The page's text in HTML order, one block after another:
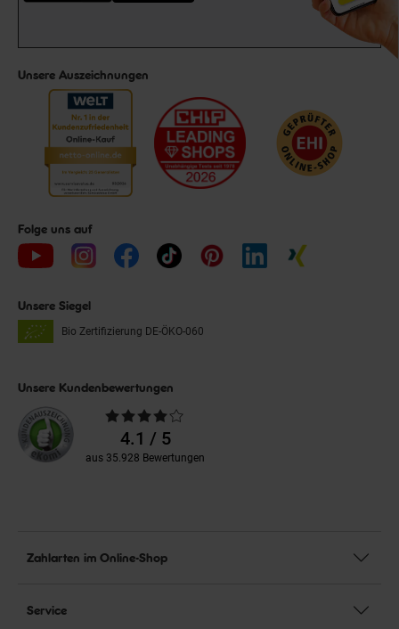
Unsere Auszeichnungen
Folge uns auf
Unsere Siegel
Bio Zertifizierung DE-ÖKO-060
Unsere Kundenbewertungen
Durchschnittliche
Bewertungen4.1 / 5
aus 35.928 Bewertungen
Zahlarten im Online-Shop
Service